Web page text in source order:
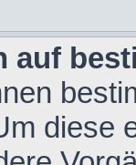
auf
diese